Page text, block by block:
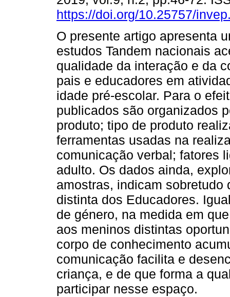
https://doi.org/10.25757/
O presente artigo apresenta
estudos Tandem nacionais
qualidade da interação e da
pais e educadores em
idade pré-escolar. Para o
publicados são organizados
produto; tipo de produto
ferramentas usadas na
comunicação verbal; fatores
adulto. Os dados ainda,
amostras, indicam sobretudo
distinta dos Educadores.
de género, na medida em
aos meninos distintas
corpo de conhecimento
comunicação facilita e
criança, e de que forma a
participar nesse espaço.